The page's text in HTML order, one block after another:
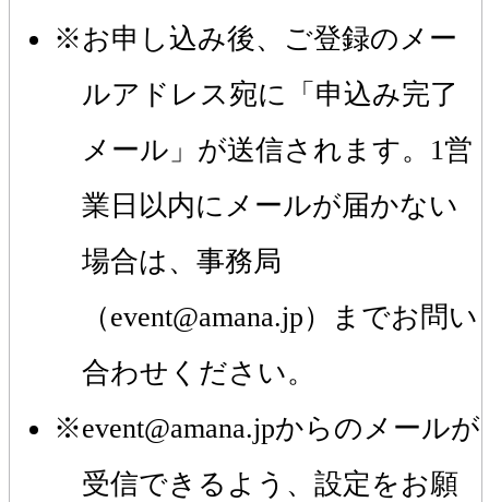
お申し込み後、ご登録のメー
ルアドレス宛に「申込み完了
メール」が送信されます。1営
業日以内にメールが届かない
場合は、事務局
（event@amana.jp）までお問い
合わせください。
event@amana.jpからのメールが
受信できるよう、設定をお願